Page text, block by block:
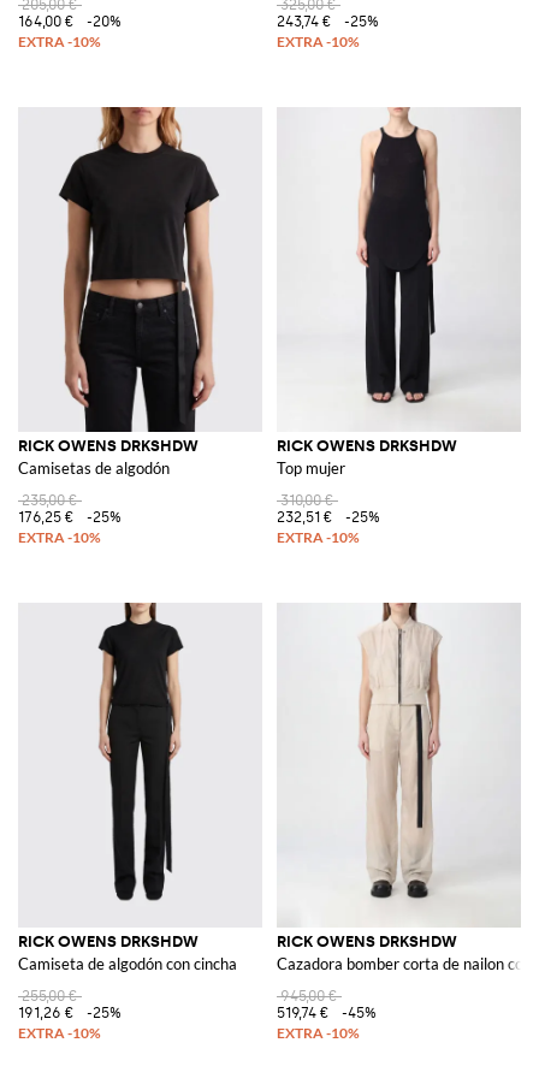
205,00 €
164,00 €
-20%
325,00 €
243,74 €
-25%
RICK OWENS DRKSHDW
Camisetas de algodón
235,00 €
176,25 €
-25%
RICK OWENS DRKSHDW
Top mujer
310,00 €
232,51 €
-25%
RICK OWENS DRKSHDW
Camiseta de algodón con cincha
255,00 €
191,26 €
-25%
RICK OWENS DRKSHDW
Cazadora bomber corta de nailon con
945,00 €
519,74 €
-45%